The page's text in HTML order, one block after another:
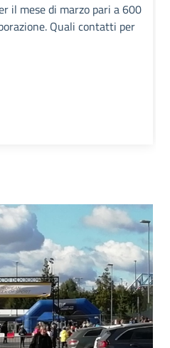
il mese di marzo pari a 600
Quali contatti per